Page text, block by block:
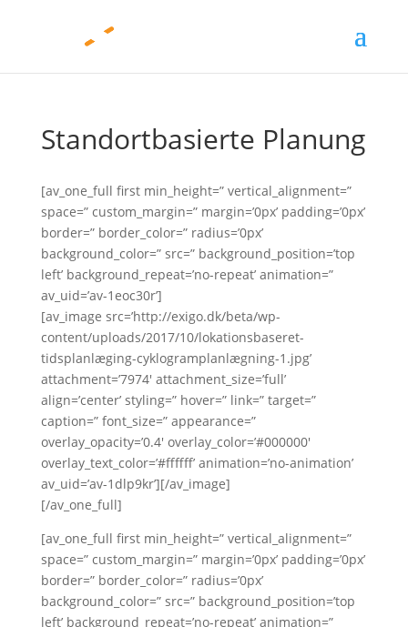
Standortbasierte Planung
[av_one_full first min_height=” vertical_alignment=”
space=” custom_margin=” margin=’0px’ padding=’0px’
border=” border_color=” radius=’0px’
background_color=” src=” background_position=’top
left’ background_repeat=’no-repeat’ animation=”
av_uid=’av-1eoc30r’]
[av_image src=’http://exigo.dk/beta/wp-
content/uploads/2017/10/lokationsbaseret-
tidsplanlæging-cyklogramplanlægning-1.jpg’
attachment=’7974′ attachment_size=’full’
align=’center’ styling=” hover=” link=” target=”
caption=” font_size=” appearance=”
overlay_opacity=’0.4′ overlay_color=’#000000′
overlay_text_color=’#ffffff’ animation=’no-animation’
av_uid=’av-1dlp9kr’][/av_image]
[/av_one_full]
[av_one_full first min_height=” vertical_alignment=”
space=” custom_margin=” margin=’0px’ padding=’0px’
border=” border_color=” radius=’0px’
background_color=” src=” background_position=’top
left’ background_repeat=’no-repeat’ animation=”